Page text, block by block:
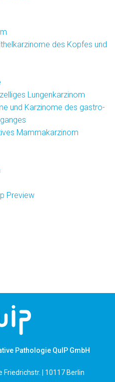
des Kopfes und
Lungenkarzinom
und Karzinome des gastro-
Mammakarzinom
Preview
Pathologie QuIP GmbH
Friedrichstr. | 10117 Berlin